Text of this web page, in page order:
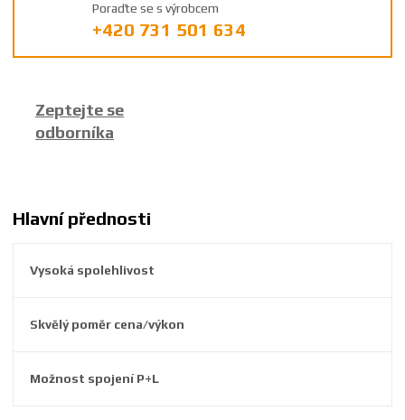
r
o
6
2
5
Poraďte se s výrobcem
+420 731 501 634
Zeptejte se
odborníka
Hlavní přednosti
Vysoká spolehlivost
Skvělý poměr cena/výkon
Možnost spojení P+L